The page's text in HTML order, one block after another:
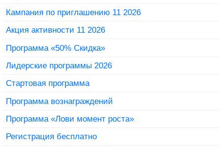
Кампания по приглашению 11 2026
Акция активности 11 2026
Программа «50% Скидка»
Лидерские программы 2026
Стартовая программа
Программа вознаграждений
Программа «Лови момент роста»
Регистрация бесплатно